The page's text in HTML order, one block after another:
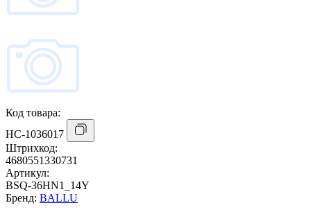
Код товара:
НС-1036017
Штрихкод:
4680551330731
Артикул:
BSQ-36HN1_14Y
Бренд: BALLU